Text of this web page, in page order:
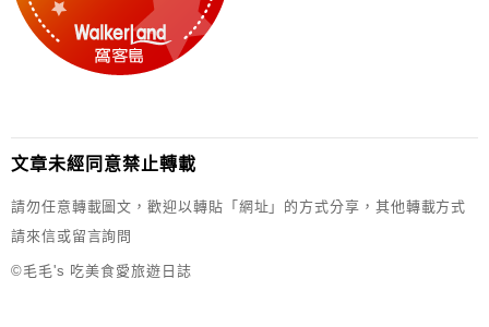
文章未經同意禁止轉載
請勿任意轉載圖文，歡迎以轉貼「網址」的方式分享，其他轉載方式
請來信或留言詢問
©毛毛's 吃美食愛旅遊日誌